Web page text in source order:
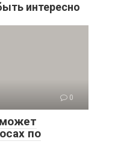
интересно
0
по